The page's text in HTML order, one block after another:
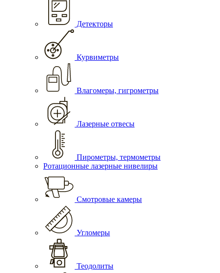
Детекторы
Курвиметры
Влагомеры, гигрометры
Лазерные отвесы
Пирометры, термометры
Ротационные лазерные нивелиры
Смотровые камеры
Угломеры
Теодолиты